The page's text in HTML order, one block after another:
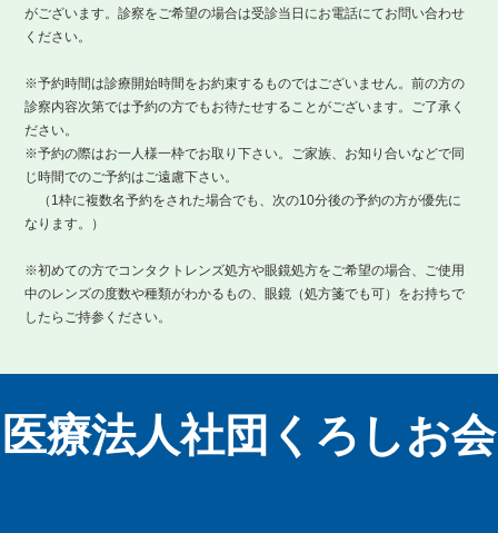
がございます。診察をご希望の場合は受診当日にお電話にてお問い合わせ
ください。
※予約時間は診療開始時間をお約束するものではございません。前の方の
診察内容次第では予約の方でもお待たせすることがございます。ご了承く
ださい。
※予約の際はお一人様一枠でお取り下さい。ご家族、お知り合いなどで同
じ時間でのご予約はご遠慮下さい。
（1枠に複数名予約をされた場合でも、次の10分後の予約の方が優先に
なります。）
※初めての方でコンタクトレンズ処方や眼鏡処方をご希望の場合、ご使用
中のレンズの度数や種類がわかるもの、眼鏡（処方箋でも可）をお持ちで
したらご持参ください。
医療法人社団くろしお会